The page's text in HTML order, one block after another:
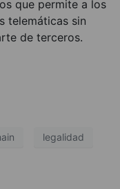
que permite a los
telemáticas sin
de terceros.
legalidad